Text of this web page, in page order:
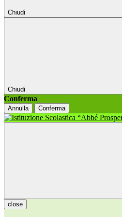
Chiudi
Chiudi
Conferma
Annulla Conferma
close